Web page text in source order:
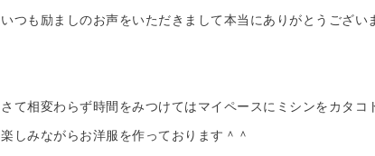
いつも励ましのお声をいただきまして本当にありがとうござい
さて相変わらず時間をみつけてはマイペースにミシンをカタコ
楽しみながらお洋服を作っております＾＾